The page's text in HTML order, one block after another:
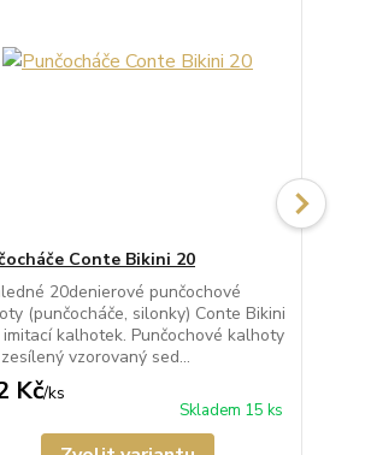
Conte Bikini 20
20denierové punčochové
(punčocháče, silonky) Conte Bikini
imitací kalhotek. Punčochové kalhoty
vzorovaný sed...
Kč/ks
Skladem 15 ks